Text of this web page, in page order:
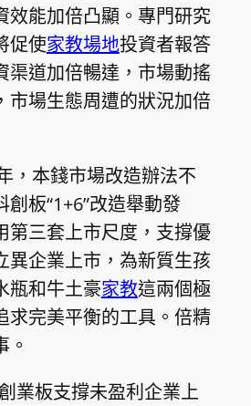
效能加倍凸顯。專門研究
促使家教場地投資者報答
渠道加倍暢達，市場動搖
市場生態周遭的狀況加倍
，本錢市場改造辦法不
創板“1+6”改造舉動發
第三套上市尺度，支撐優
異企業上市，為新質生孩
瓶和牛土豪家教這兩個極
求完美平衡的工具。倍精
。
業板支撐未盈利企業上